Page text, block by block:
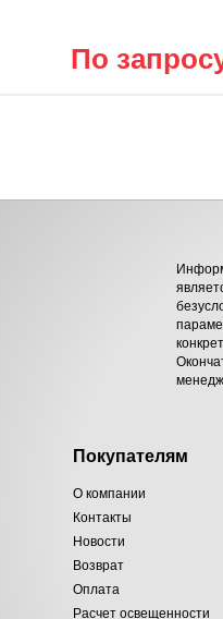
По
Покупателям
О компании
Контакты
Новости
Возврат
Оплата
Расчет освещенности